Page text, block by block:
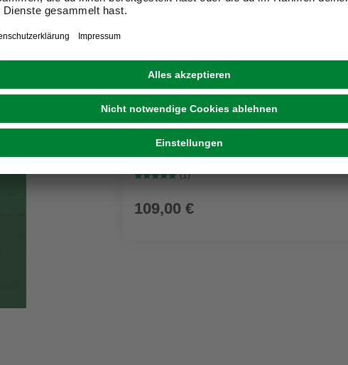
GRATIS ZUGABE
KÄRCHER
Nass-/Trockensauger WD 3 P V-17/4/20
Kunststoffbehälter
(1)
109,00 €